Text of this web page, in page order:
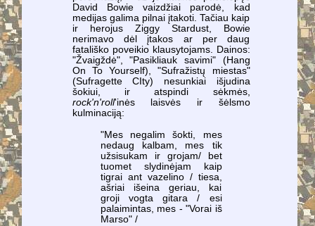
David Bowie vaizdžiai parodė, kad
medijas galima pilnai įtakoti. Tačiau kaip
ir herojus Ziggy Stardust, Bowie
nerimavo dėl įtakos ar per daug
fatališko poveikio klausytojams. Dainos:
"Žvaigždė", "Pasikliauk savimi" (Hang
On To Yourself), "Sufražistų miestas"
(Sufragette CIty) nesunkiai išjudina
šokiui, ir atspindi sėkmės,
rock'n'roll'inės laisvės ir šėlsmo
kulminaciją:
"Mes negalim šokti, mes
nedaug kalbam, mes tik
užsisukam ir grojam/ bet
tuomet slydinėjam kaip
tigrai ant vazelino / tiesa,
ašriai išeina geriau, kai
groji vogta gitara / esi
palaimintas, mes - "Vorai iš
Marso" /